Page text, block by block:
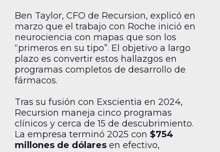
Ben Taylor, CFO de Recursion, explicó en
marzo que el trabajo con Roche inició en
neurociencia con mapas que son los
“primeros en su tipo”. El objetivo a largo
plazo es convertir estos hallazgos en
programas completos de desarrollo de
fármacos.
Tras su fusión con Exscientia en 2024,
Recursion maneja cinco programas
clínicos y cerca de 15 de descubrimiento.
La empresa terminó 2025 con $754
millones de dólares en efectivo,